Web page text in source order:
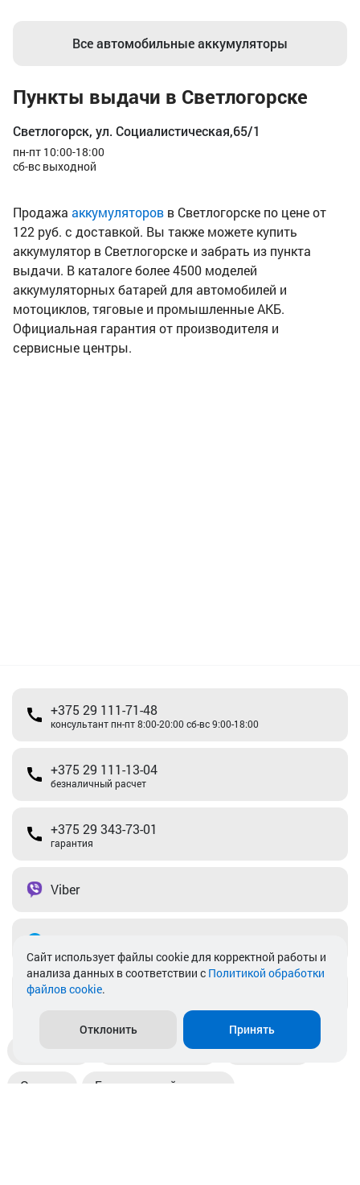
Все автомобильные аккумуляторы
Пункты выдачи в Светлогорске
Светлогорск, ул. Социалистическая,65/1
пн-пт 10:00-18:00
сб-вс выходной
Продажа аккумуляторов в Светлогорске по цене от
122 руб. с доставкой. Вы также можете купить
аккумулятор в Светлогорске и забрать из пункта
выдачи. В каталоге более 4500 моделей
аккумуляторных батарей для автомобилей и
мотоциклов, тяговые и промышленные АКБ.
Официальная гарантия от производителя и
сервисные центры.
+375 29 111-71-48
консультант пн-пт 8:00-20:00 сб-вс 9:00-18:00
+375 29 111-13-04
безналичный расчет
+375 29 343-73-01
гарантия
Viber
info@akkamulik.by
Пункты выдачи Магазины
Оплата Безналичный расчет
Cайт использует файлы cookie для корректной работы и
анализа данных в соответствии с Политикой обработки
файлов cookie.
Отклонить Принять